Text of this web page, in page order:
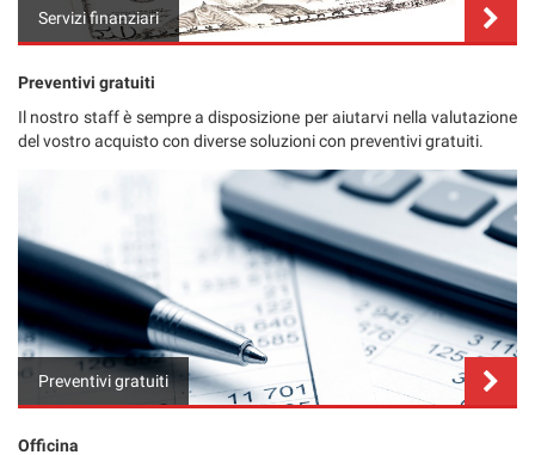
Servizi finanziari
Preventivi gratuiti
Il nostro staff è sempre a disposizione per aiutarvi nella valutazione
del vostro acquisto con diverse soluzioni con preventivi gratuiti.
Preventivi gratuiti
Officina
Cookie analitici
Cookie di marketing
policy
Salva
le
impostazioni